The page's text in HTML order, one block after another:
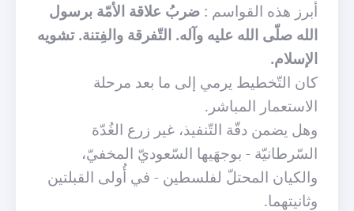
أبرز هذه القواسم :ضربُ علاقة الأمّة برسول
الله صلّى الله عليه وآله. التّفرقة والفِتنة. تشويه
الإسلام.
كان التّخطيط يرمي إلى ما بعد مرحلة
الاستعمار المباشر.
وهل يضمن دقّة التّنفيذ، غير زرع الغُدّة
السّرطانيّة - بوجهَيها السّعوديّ المخفيّ،
والكيان المحتلّ لفلسطين - في أُولى القبلتين
وثانيتهما.